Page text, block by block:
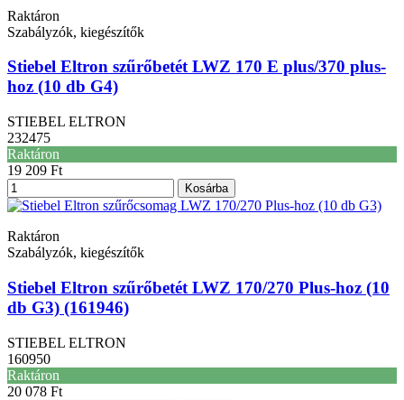
Raktáron
Szabályzók, kiegészítők
Stiebel Eltron szűrőbetét LWZ 170 E plus/370 plus-
hoz (10 db G4)
STIEBEL ELTRON
232475
Raktáron
19 209 Ft
Kosárba
Raktáron
Szabályzók, kiegészítők
Stiebel Eltron szűrőbetét LWZ 170/270 Plus-hoz (10
db G3) (161946)
STIEBEL ELTRON
160950
Raktáron
20 078 Ft